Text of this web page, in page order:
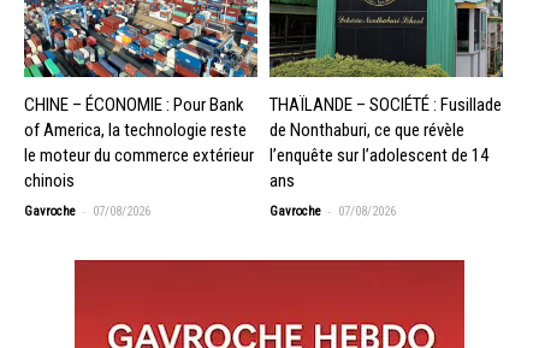
CHINE – ÉCONOMIE : Pour Bank
of America, la technologie reste
le moteur du commerce extérieur
chinois
Gavroche - 07/08/2026
THAÏLANDE – SOCIÉTÉ : Fusillade
de Nonthaburi, ce que révèle
l’enquête sur l’adolescent de 14
ans
Gavroche - 07/08/2026